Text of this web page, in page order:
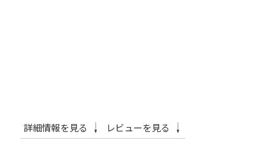
詳細情報を見る レビューを見る